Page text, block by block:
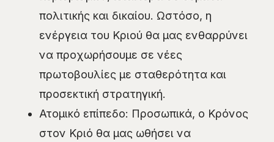
πολιτικής και δικαίου. Ωστόσο, η
ενέργεια του Κριού θα μας ενθαρρύνει
να προχωρήσουμε σε νέες
πρωτοβουλίες με σταθερότητα και
προσεκτική στρατηγική.
Ατομικό επίπεδο: Προσωπικά, ο Κρόνος
στον Κριό θα μας ωθήσει να